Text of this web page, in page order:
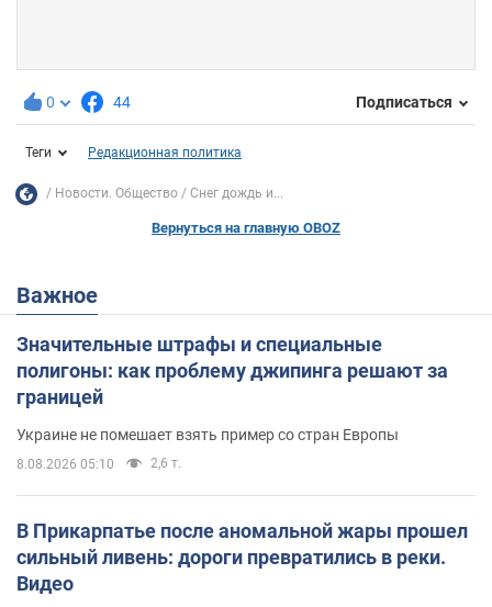
0 44 Подписаться
Теги Редакционная политика
Новости. Общество Снег дождь и...
Вернуться на главную OBOZ
Важное
Значительные штрафы и специальные
полигоны: как проблему джипинга решают за
границей
Украине не помешает взять пример со стран Европы
8.08.2026 05:10 2,6 т.
В Прикарпатье после аномальной жары прошел
сильный ливень: дороги превратились в реки.
Видео